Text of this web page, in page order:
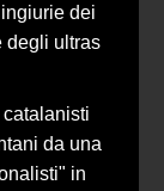
dei
degli ultras
da una
in